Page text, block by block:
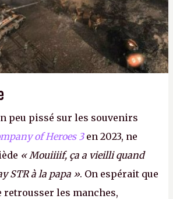
peu pissé sur les souvenirs
of Heroes 3en 2023, ne
« Mouiiiif, ça a vieilli quand
STR à la papa ». On espérait que
les manches,